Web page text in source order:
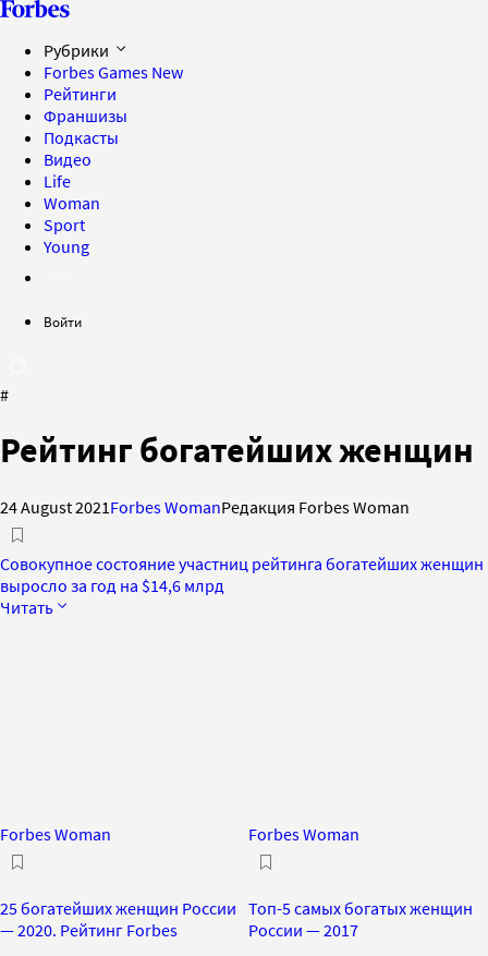
Рубрики
Forbes Games New
Рейтинги
Франшизы
Подкасты
Видео
Life
Woman
Sport
Young
Войти
#
Рейтинг богатейших женщин
24 August 2021 Forbes WomanРедакция Forbes Woman
Совокупное состояние участниц рейтинга богатейших женщин
выросло за год на $14,6 млрд
Читать
Forbes Woman
25 богатейших женщин России
— 2020. Рейтинг Forbes
Forbes Woman
Топ-5 самых богатых женщин
России — 2017